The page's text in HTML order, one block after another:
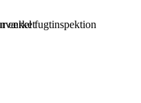
enkel fugtinspektion